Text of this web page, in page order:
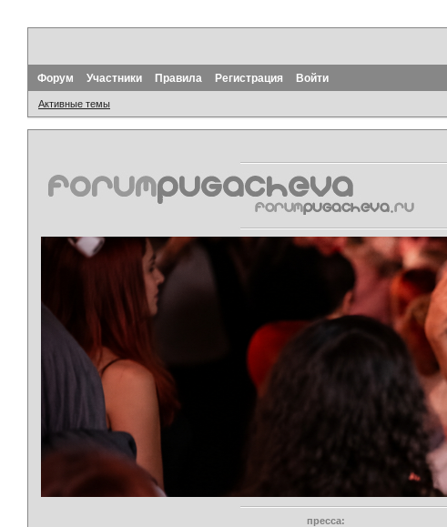
Форум Участники Правила Регистрация Войти
Активные темы
пресса: